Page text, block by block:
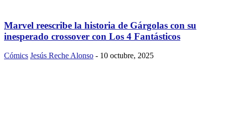
Marvel reescribe la historia de Gárgolas con su
inesperado crossover con Los 4 Fantásticos
Cómics Jesús Reche Alonso - 10 octubre, 2025